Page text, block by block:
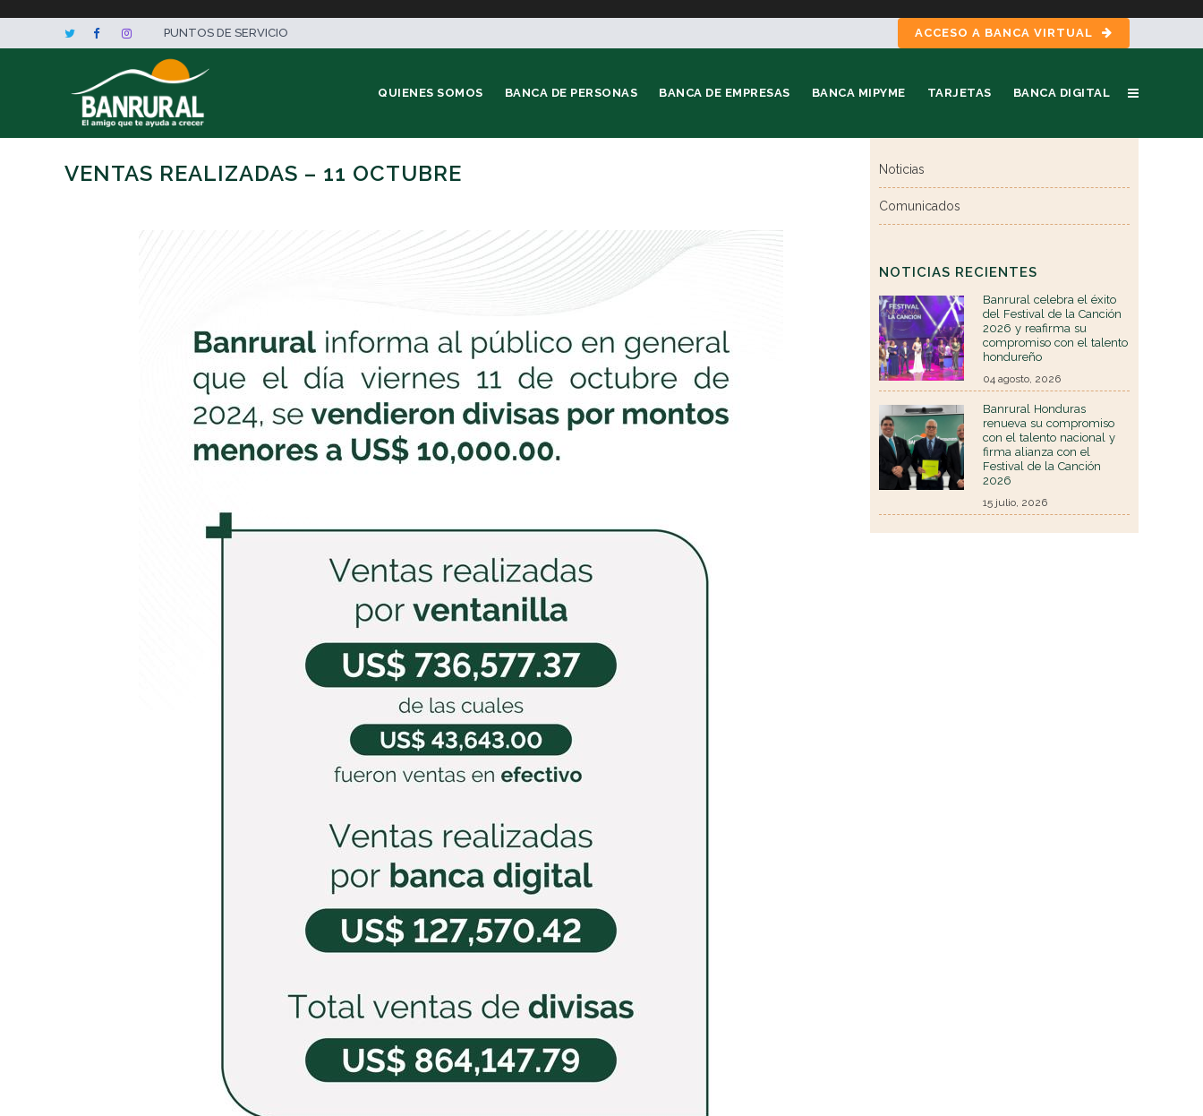
PUNTOS DE SERVICIO ACCESO A BANCA VIRTUAL
QUIENES SOMOS BANCA DE PERSONAS BANCA DE EMPRESAS BANCA MIPYME TARJETAS BANCA DIGITAL
VENTAS REALIZADAS – 11 OCTUBRE Noticias
Comunicados
NOTICIAS RECIENTES
Banrural celebra el éxito
del Festival de la Canción
2026 y reafirma su
compromiso con el talento
hondureño
04 agosto, 2026
Banrural Honduras
renueva su compromiso
con el talento nacional y
firma alianza con el
Festival de la Canción
2026
15 julio, 2026